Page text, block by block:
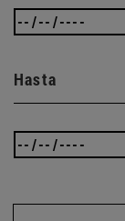
Hasta